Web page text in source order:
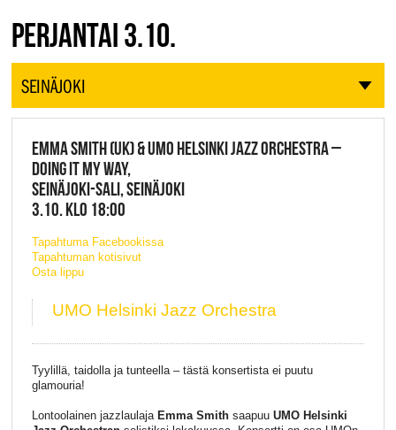
PERJANTAI 3.10.
SEINÄJOKI
EMMA SMITH (UK) & UMO HELSINKI JAZZ ORCHESTRA –
DOING IT MY WAY,
SEINÄJOKI-SALI, SEINÄJOKI
3.10. KLO 18:00
Tapahtuma Facebookissa
Tapahtuman kotisivut
Osta lippu
UMO Helsinki Jazz Orchestra
Tyylillä, taidolla ja tunteella – tästä konsertista ei puutu
glamouria!
Lontoolainen jazzlaulaja Emma Smithsaapuu UMO Helsinki